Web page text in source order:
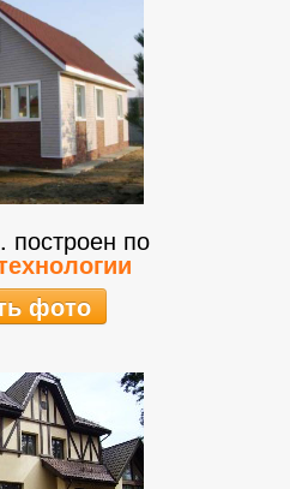
по
фото